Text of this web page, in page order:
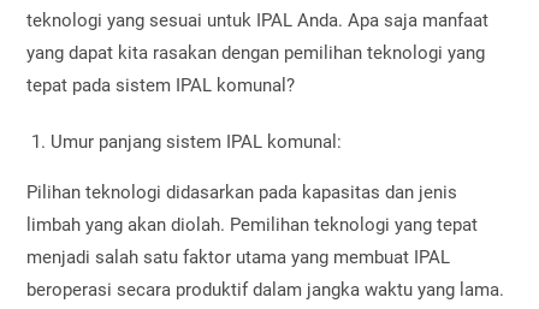
teknologi yang sesuai untuk IPAL Anda. Apa saja manfaat
yang dapat kita rasakan dengan pemilihan teknologi yang
tepat pada sistem IPAL komunal?
Umur panjang sistem IPAL komunal:
Pilihan teknologi didasarkan pada kapasitas dan jenis
limbah yang akan diolah. Pemilihan teknologi yang tepat
menjadi salah satu faktor utama yang membuat IPAL
beroperasi secara produktif dalam jangka waktu yang lama.